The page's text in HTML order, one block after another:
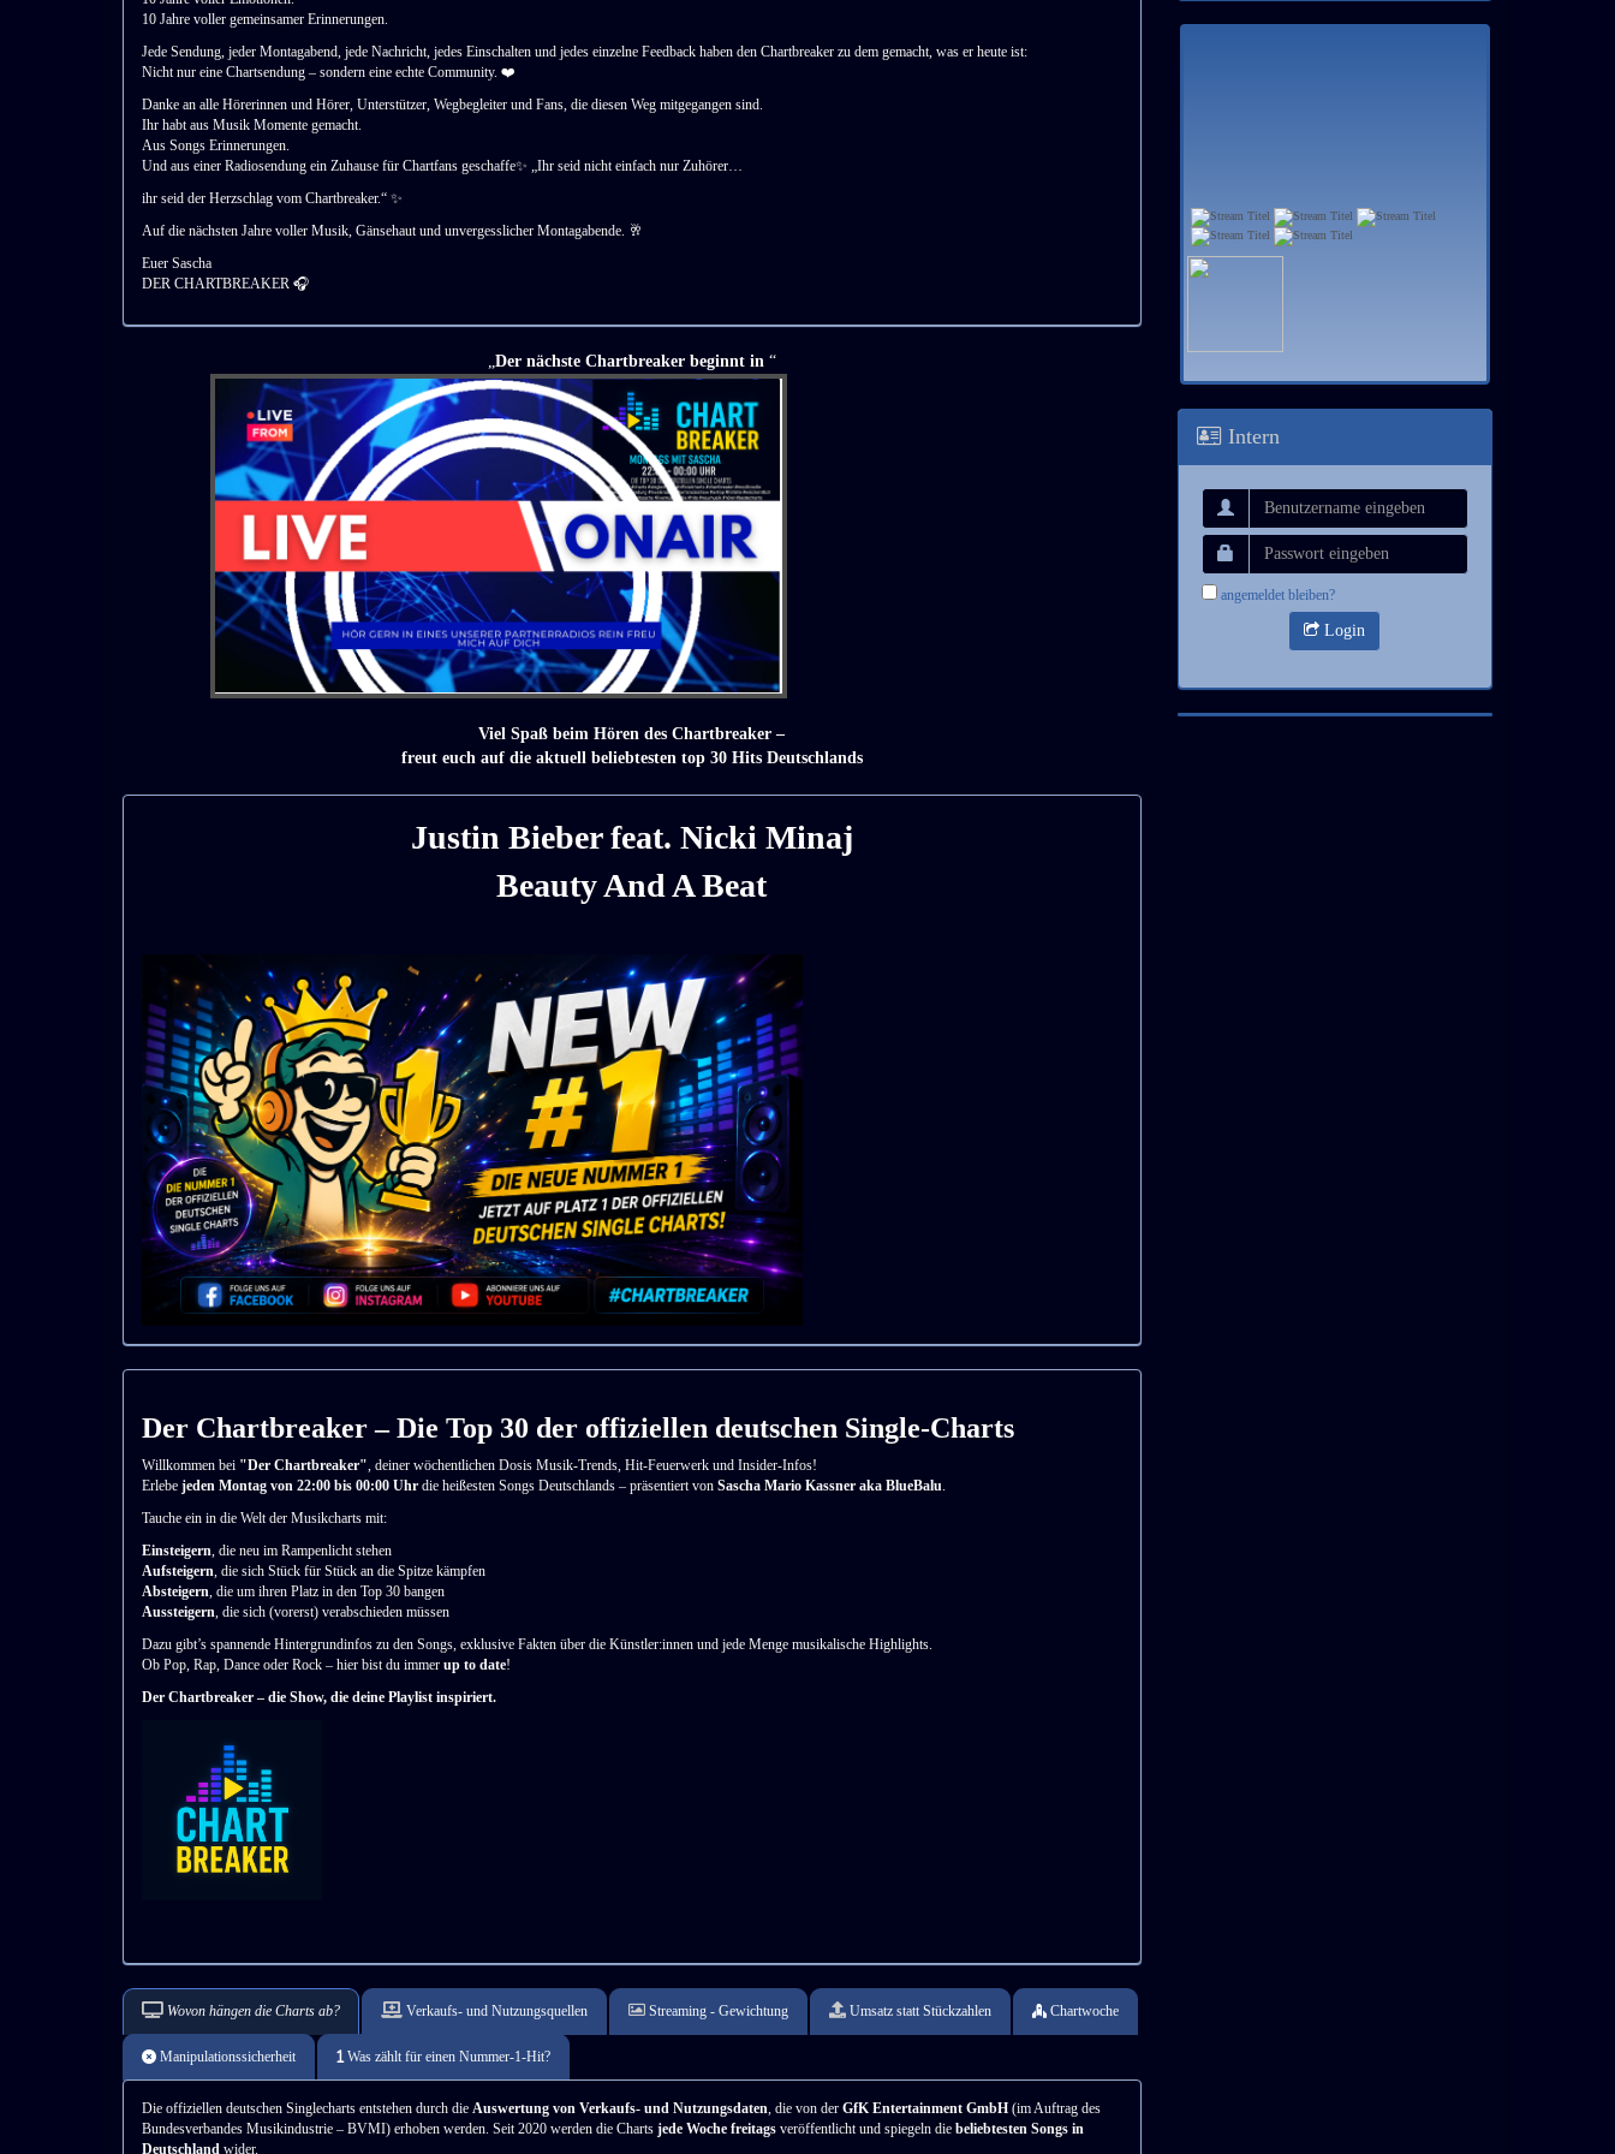
10 Jahre voller gemeinsamer Erinnerungen.
Jede Sendung, jeder Montagabend, jede Nachricht, jedes Einschalten und jedes einzelne Feedback haben den Chartbreaker zu dem gemacht, was er heute ist:
Nicht nur eine Chartsendung – sondern eine echte Community. ❤️
Danke an alle Hörerinnen und Hörer, Unterstützer, Wegbegleiter und Fans, die diesen Weg mitgegangen sind.
Ihr habt aus Musik Momente gemacht.
Aus Songs Erinnerungen.
Und aus einer Radiosendung ein Zuhause für Chartfans geschaffe✨ „Ihr seid nicht einfach nur Zuhörer…
ihr seid der Herzschlag vom Chartbreaker.“ ✨
Auf die nächsten Jahre voller Musik, Gänsehaut und unvergesslicher Montagabende. 🥂
Euer Sascha
DER CHARTBREAKER 🎧
Der nächste Chartbreaker beginnt in
Viel Spaß beim Hören des Chartbreaker –
freut euch auf die aktuell beliebtesten top 30 Hits Deutschlands
Justin Bieber feat. Nicki Minaj
Beauty And A Beat
Der Chartbreaker – Die Top 30 der offiziellen deutschen Single-Charts
Willkommen bei "Der Chartbreaker", deiner wöchentlichen Dosis Musik-Trends, Hit-Feuerwerk und Insider-Infos!
Erlebe jeden Montag von 22:00 bis 00:00 Uhr die heißesten Songs Deutschlands – präsentiert von Sascha Mario Kassner aka BlueBalu.
Tauche ein in die Welt der Musikcharts mit:
Einsteigern, die neu im Rampenlicht stehen
Aufsteigern, die sich Stück für Stück an die Spitze kämpfen
Absteigern, die um ihren Platz in den Top 30 bangen
Aussteigern, die sich (vorerst) verabschieden müssen
Dazu gibt’s spannende Hintergrundinfos zu den Songs, exklusive Fakten über die Künstler:innen und jede Menge musikalische Highlights.
Ob Pop, Rap, Dance oder Rock – hier bist du immer up to date!
Der Chartbreaker – die Show, die deine Playlist inspiriert.
Wovon hängen die Charts ab? Verkaufs- und Nutzungsquellen Streaming - Gewichtung Umsatz statt Stückzahlen Chartwoche
Manipulationssicherheit Was zählt für einen Nummer-1-Hit?
Die offiziellen deutschen Singlecharts entstehen durch die Auswertung von Verkaufs- und Nutzungsdaten, die von der GfK Entertainment GmbH (im Auftrag des
Bundesverbandes Musikindustrie – BVMI) erhoben werden. Seit 2020 werden die Charts jede Woche freitags veröffentlicht und spiegeln die beliebtesten Songs in
Deutschland wider.
Intern
angemeldet bleiben?
Login